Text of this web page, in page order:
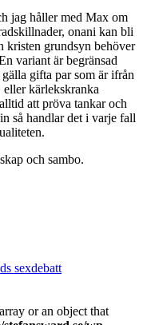
jag håller med Max om
onani kan bli
kristen grundsyn behöver
variant är begränsad
gifta par som är ifrån
kärlekskranka
att pröva tankar och
så handlar det i varje fall
och sambo.
sexdebatt
or an object that